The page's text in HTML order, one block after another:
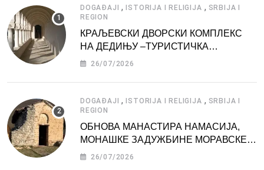
DOGAĐAJI ,ISTORIJA I RELIGIJA , SRBIJA I
REGION
КРАЉЕВСКИ ДВОРСКИ КОМПЛЕКС
НА ДЕДИЊУ –ТУРИСТИЧКА
АТРАКЦИЈА
26/07/2026
DOGAĐAJI ,ISTORIJA I RELIGIJA , SRBIJA I
REGION
ОБНОВА МАНАСТИРА НАМАСИЈА,
МОНАШКЕ ЗАДУЖБИНЕ МОРАВСКЕ
СРБИЈЕ
26/07/2026